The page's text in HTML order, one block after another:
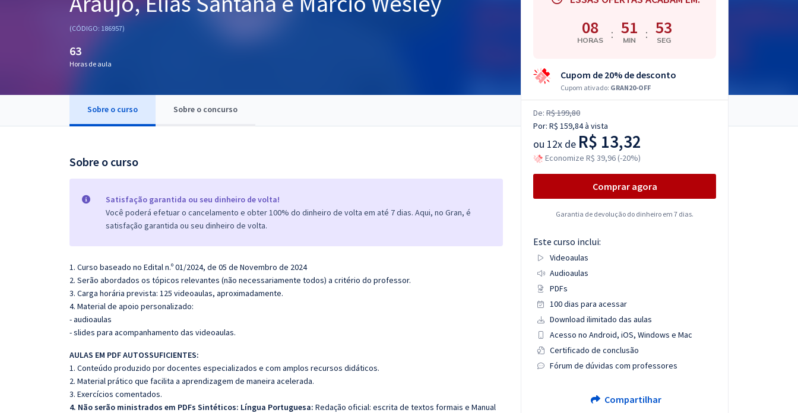
Questões grátis
(CÓDIGO: 186957)
63
Horas de aula
Sobre o curso Sobre o concurso
Sobre o curso
Satisfação garantida ou seu dinheiro de volta!
Você poderá efetuar o cancelamento e obter 100% do dinheiro de volta em até 7 dias. Aqui, no Gran, é
satisfação garantida ou seu dinheiro de volta.
1. Curso baseado no Edital n.º 01/2024, de 05 de Novembro de 2024
2. Serão abordados os tópicos relevantes (não necessariamente todos) a critério do professor.
3. Carga horária prevista: 125 videoaulas, aproximadamente.
4. Material de apoio personalizado:
- audioaulas
- slides para acompanhamento das videoaulas.
AULAS EM PDF AUTOSSUFICIENTES:
1. Conteúdo produzido por docentes especializados e com amplos recursos didáticos.
2. Material prático que facilita a aprendizagem de maneira acelerada.
3. Exercícios comentados.
4. Não serão ministrados em PDFs Sintéticos: Língua Portuguesa: Redação oficial: escrita de textos formais e Manual
08
HORAS : 51
MIN : 51
SEG
Cupom de 20% de desconto
Cupom ativado: GRAN20-OFF
De: R$ 199,80
Por: R$ 159,84à vista
ou 12x de R$ 13,32
Economize R$ 39,96 (-20%)
Comprar agora
Garantia de devolução do dinheiro em 7 dias.
Este curso inclui:
Videoaulas
Audioaulas
PDFs
100 dias para acessar
Download ilimitado das aulas
Acesso no Android, iOS, Windows e Mac
Certificado de conclusão
Fórum de dúvidas com professores
Compartilhar